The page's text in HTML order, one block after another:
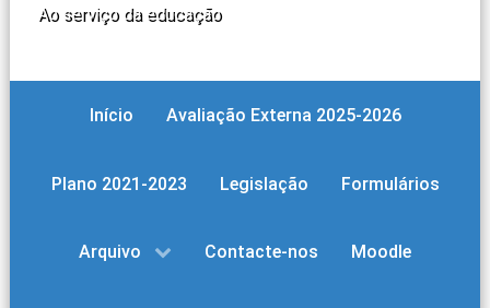
Ao serviço da educação
Início Avaliação Externa 2025-2026
Plano 2021-2023 Legislação Formulários
Arquivo Contacte-nos Moodle